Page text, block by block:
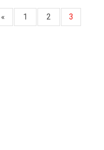
« 1 2 3